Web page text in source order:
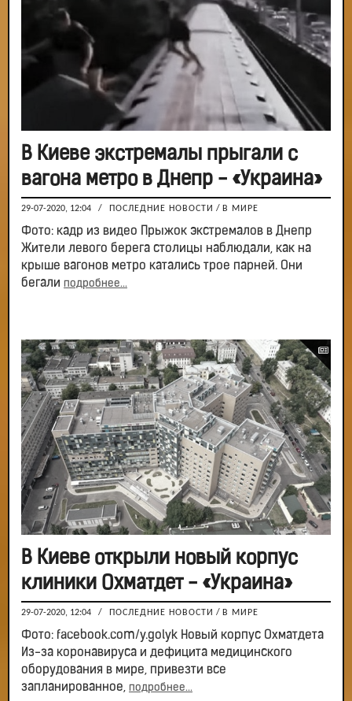
В Киеве экстремалы прыгали с
вагона метро в Днепр - «Украина»
29-07-2020, 12:04 / ПОСЛЕДНИЕ НОВОСТИ / В МИРЕ
Фото: кадр из видео Прыжок экстремалов в Днепр
Жители левого берега столицы наблюдали, как на
крыше вагонов метро катались трое парней. Они
бегали подробнее...
В Киеве открыли новый корпус
клиники Охматдет - «Украина»
29-07-2020, 12:04 / ПОСЛЕДНИЕ НОВОСТИ / В МИРЕ
Фото: facebook.com/y.golyk Новый корпус Охматдета
Из-за коронавируса и дефицита медицинского
оборудования в мире, привезти все
запланированное, подробнее...